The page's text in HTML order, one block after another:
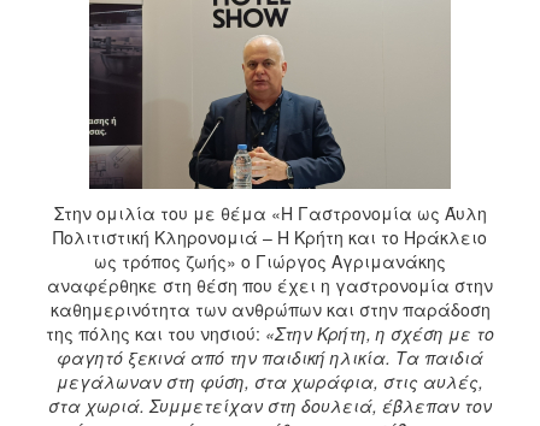
Στην ομιλία του με θέμα «Η Γαστρονομία ως Άυλη
Πολιτιστική Κληρονομιά – Η Κρήτη και το Ηράκλειο
ως τρόπος ζωής» ο Γιώργος Αγριμανάκης
αναφέρθηκε στη θέση που έχει η γαστρονομία στην
καθημερινότητα των ανθρώπων και στην παράδοση
της πόλης και του νησιού: «Στην Κρήτη, η σχέση με το
φαγητό ξεκινά από την παιδική ηλικία. Τα παιδιά
μεγάλωναν στη φύση, στα χωράφια, στις αυλές,
στα χωριά. Συμμετείχαν στη δουλειά, έβλεπαν τον